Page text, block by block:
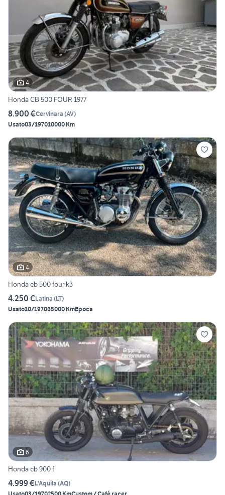
4
Honda CB 500 FOUR 1977
8.900 €Cervinara (AV)
Usato03/197010000 Km
4
Honda cb 500 four k3
4.250 €Latina (LT)
Usato10/197065000 KmEpoca
6
Honda cb 900 f
4.999 €L'Aquila (AQ)